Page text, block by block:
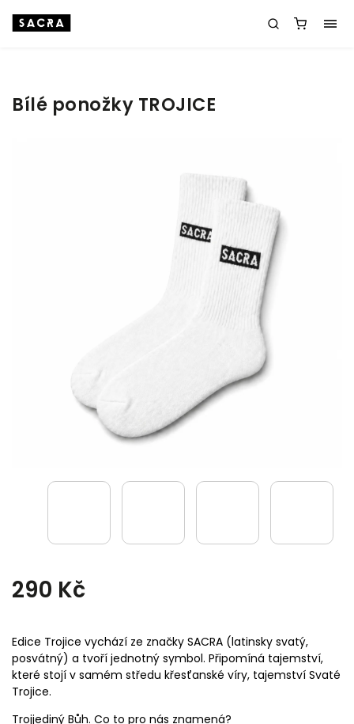
Bílé ponožky TROJICE
290 Kč
Edice Trojice vychází ze značky SACRA (latinsky svatý,
posvátný) a tvoří jednotný symbol. Připomíná tajemství,
které stojí v samém středu křesťanské víry, tajemství Svaté
Trojice.
Trojjediný Bůh. Co to pro nás znamená?